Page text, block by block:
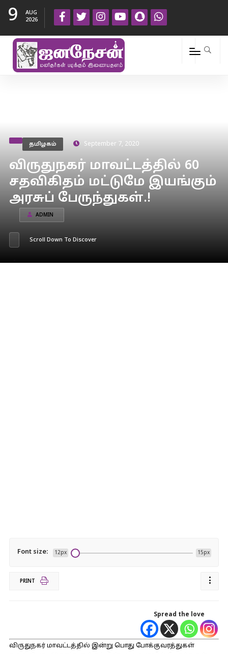
9
AUG
2026
தமிழகம் September 7, 2020
விருதுநகர் மாவட்டத்தில் 60
சதவிகிதம் மட்டுமே இயங்கும்
அரசுப் பேருந்துகள்.!
ADMIN
Scroll Down To Discover
Font size: 12px 15px
PRINT
Spread the love
விருதுநகர் மாவட்டத்தில் இன்று பொது போக்குவரத்துகள்